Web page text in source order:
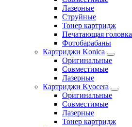
Лазерные
Струйные
Тонер картридж
Печатающая головка
Фотобарабаны
Картриджи Konica
Оригинальные
Совместимые
Лазерные
Картриджи Kyocera
Оригинальные
Совместимые
Лазерные
Тонер картридж